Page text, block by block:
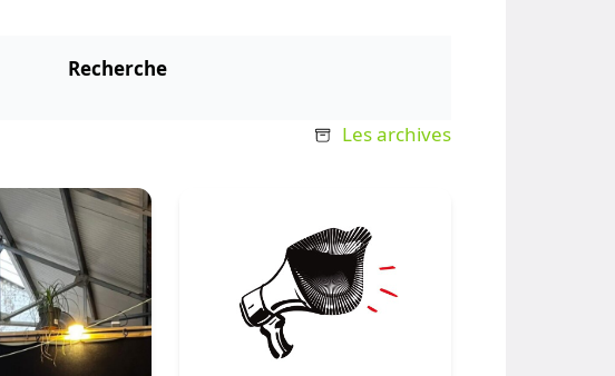
Recherche
Les archives